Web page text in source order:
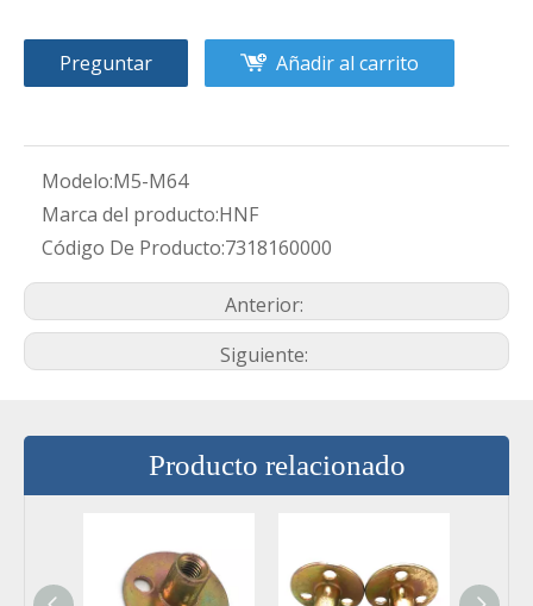
Preguntar Añadir al carrito
Modelo:M5-M64
Marca del producto:HNF
Código De Producto:7318160000
Anterior:
Siguiente:
Producto relacionado